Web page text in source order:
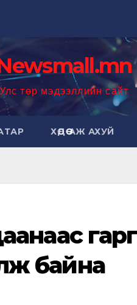
Улс төр мэдээллийн сайт
ХӨДӨӨ АЖ АХУЙ
байна